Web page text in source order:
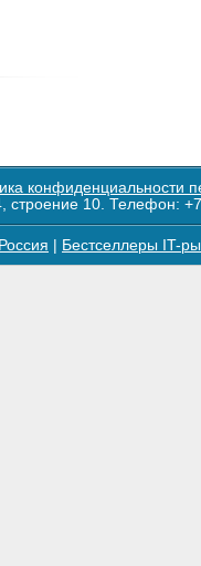
конфиденциальности
строение 10. Телефон:
Бестселлеры IT-